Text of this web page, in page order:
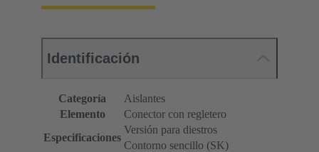
Identificación
Categoría
Aislantes
Elemento
Conector con regletero
Especificaciones
Versión para diestros
Contorno sencillo (SK)